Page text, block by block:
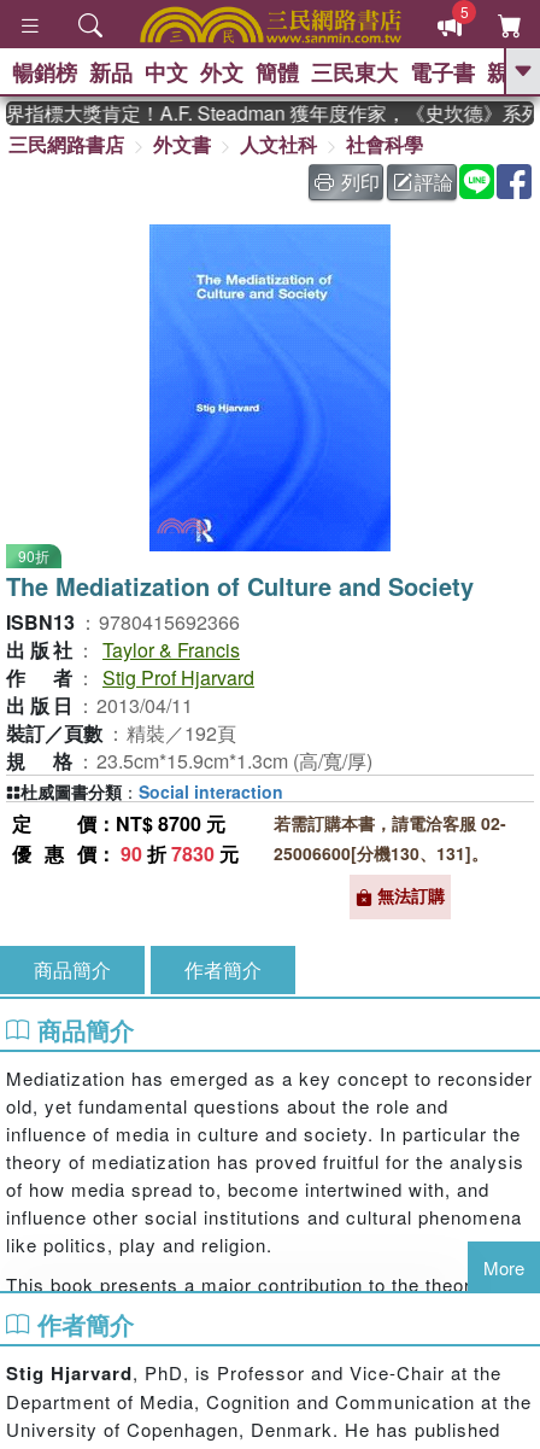
5
GO
熱搜： 東野圭吾 、 高希均教授回憶錄
The Odyssey 、 父親節 、 如果歷
史是一群喵 、 暑期推薦 、 國際布克
獎 臺灣漫遊錄 、 方念華
偉大的迷走神經
暢銷榜 新品 中文 外文 簡體 三民東大 電子書 親子
指標大獎肯定！A.F. Steadman 獲年度作家，《史坎德》系列
三民網路書店
外文書 人文社科
社會科學
列印
評論
90折
The Mediatization of Culture and Society
ISBN13 ： 9780415692366
出版社 ： Taylor & Francis
作者 ： Stig Prof Hjarvard
出版日 ： 2013/04/11
裝訂／頁數 ： 精裝／192頁
規格 ： 23.5cm*15.9cm*1.3cm (高/寬/厚)
定價 ：NT$ 8700 元
優惠價 ： 90折7830 元
若需訂購本書，請電洽客服 02-
25006600[分機130、131]。
無法訂購
杜威圖書分類 ： Social interaction
商品簡介 作者簡介
商品簡介
Mediatization has emerged as a key concept to reconsider
old, yet fundamental questions about the role and
influence of media in culture and society. In particular the
theory of mediatization has proved fruitful for the analysis
of how media spread to, become intertwined with, and
influence other social institutions and cultural phenomena
like politics, play and religion.
This book presents a major contribution to the theoretical
understanding of the mediatization of culture and society.
This is supplemented by in-depth studies of:
The mediatization of politics: From party press to opinion industry;
The mediatization of religion: From the faith of the church to the
More
作者簡介
Stig Hjarvard, PhD, is Professor and Vice-Chair at the
Department of Media, Cognition and Communication at the
University of Copenhagen, Denmark. He has published